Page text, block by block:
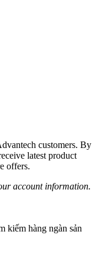
customers. By
latest product
offers.
account information.
kiếm hàng ngàn sản